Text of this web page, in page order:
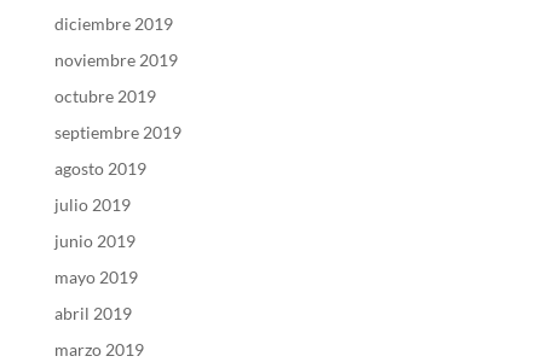
diciembre 2019
noviembre 2019
octubre 2019
septiembre 2019
agosto 2019
julio 2019
junio 2019
mayo 2019
abril 2019
marzo 2019